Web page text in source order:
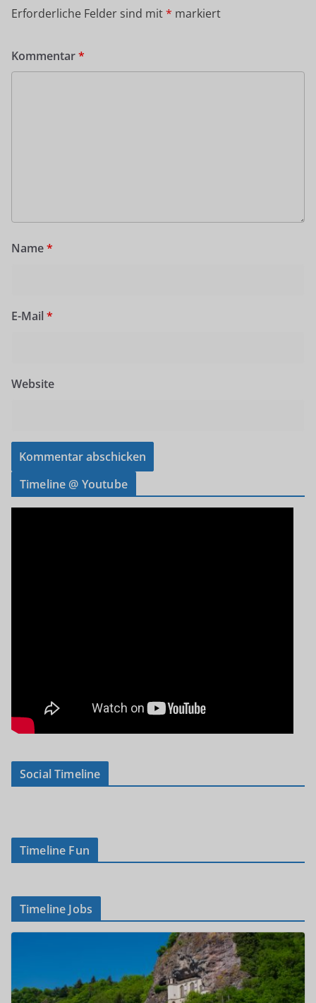
Erforderliche Felder sind mit* markiert
Kommentar*
Name*
E-Mail *
Website
Timeline @ Youtube
Social Timeline
Timeline Fun
Timeline Jobs